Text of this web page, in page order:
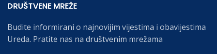
DRUŠTVENE MREŽE
Budite informirani o najnovijim vijestima i obavijestima
Ureda. Pratite nas na društvenim mrežama